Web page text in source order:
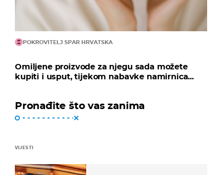
POKROVITELJ SPAR HRVATSKA
Omiljene proizvode za njegu sada možete
kupiti i usput, tijekom nabavke namirnica...
Pronađite što vas zanima
VIJESTI